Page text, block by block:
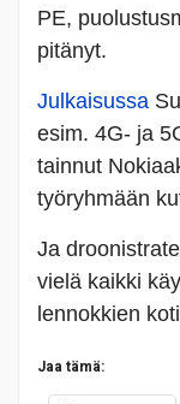
PE,
pitänyt.
Julkaisussa
esim. 4G- ja
tainnut
työryhmään
Ja
vielä kaikki
lennokkien
Jaa tämä: